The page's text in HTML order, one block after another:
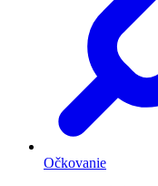
Očkovanie